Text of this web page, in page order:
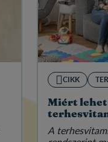
CIKK
Miért lehet
A